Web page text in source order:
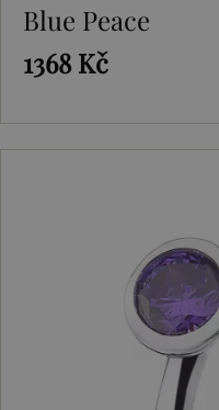
Blue Peace
1368 Kč